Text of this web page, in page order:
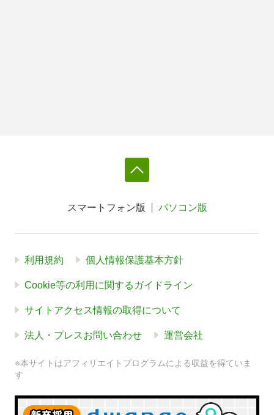
スマートフォン版 パソコン版
利用規約 個人情報保護基本方針
Cookie等の利用に関するガイドライン
サイトアクセス情報の取得について
法人・プレスお問い合わせ 運営会社
※本サイトはアフィリエイトプログラムによる収益を得ていま
す